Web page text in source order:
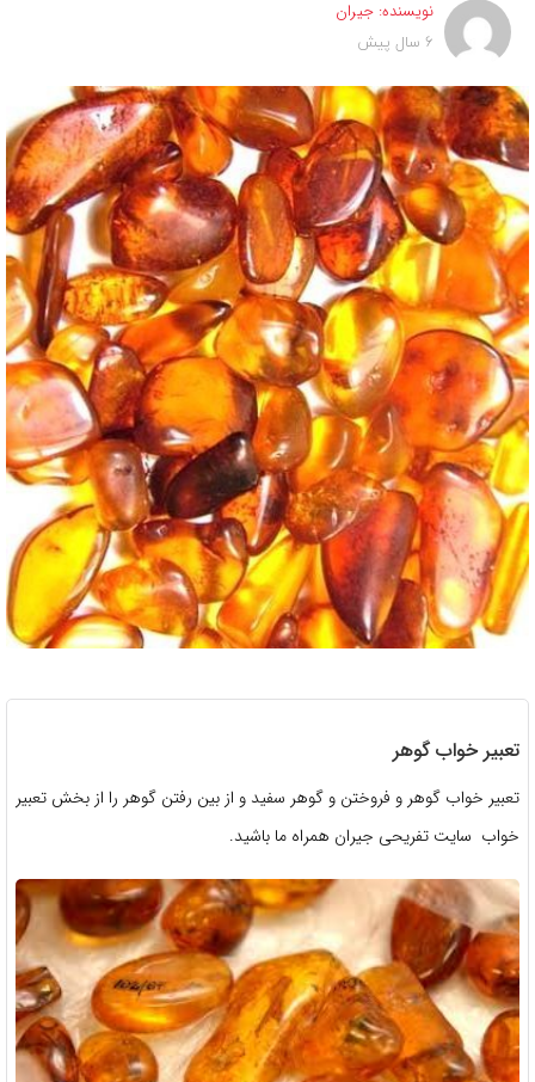
نویسنده: جیران
6 سال پیش
تعبیر خواب گوهر
تعبیر خواب گوهر و فروختن و گوهر سفید و از بین رفتن گوهر را از بخش تعبیر
خواب سایت تفریحی جیران همراه ما باشید.